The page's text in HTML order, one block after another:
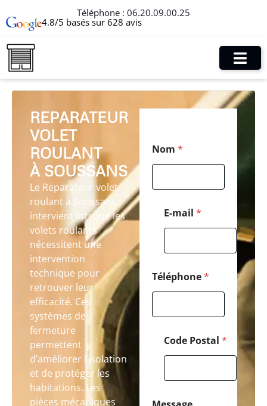
Téléphone : 06.20.09.00.25
4.8/5 basés sur 628 avis
REPARATEUR
VOLET
ROULANT
À SOUSSANS
Le Reparateur volet
roulant à Soussans
intervient lorsque les
volets roulants
nécessitent une
intervention
technique pour
retrouver leur
efficacité. Ces
systèmes de
fermeture
permettent
d’améliorer l’isolation
et de protéger les
habitations. Les
pièces mécaniques
Nom *
E-mail *
Téléphone*
Code Postal *